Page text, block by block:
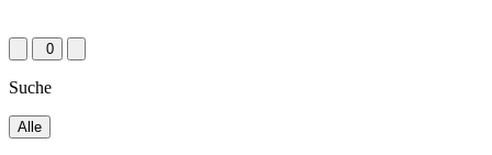
0
Suche
Alle